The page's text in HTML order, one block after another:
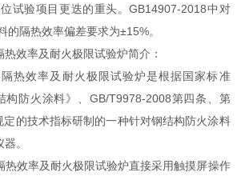
试验项目更迭的重头。GB14907-2018中对
的隔热效率偏差要求为±15%。
效率及耐火极限试验炉简介：
效率及耐火极限试验炉是根据国家标准
构防火涂料》、GB/T9978-2008第四条、第
的技术指标研制的一种针对钢结构防火涂料
。
效率及耐火极限试验炉直接采用触摸屏操作